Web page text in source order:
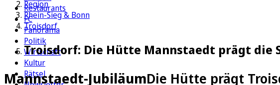
Restaurants
FC
Panorama
Politik
Wirtschaft
Kultur
Rätsel
Region
Rhein-Sieg & Bonn
Troisdorf
Troisdorf: Die Hütte Mannstaedt prägt die
Mannstaedt-JubiläumDie Hütte prägt